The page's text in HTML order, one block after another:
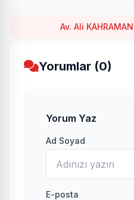
Av. Ali
Yorumlar (0)
Yorum Yaz
Ad Soyad
E-posta